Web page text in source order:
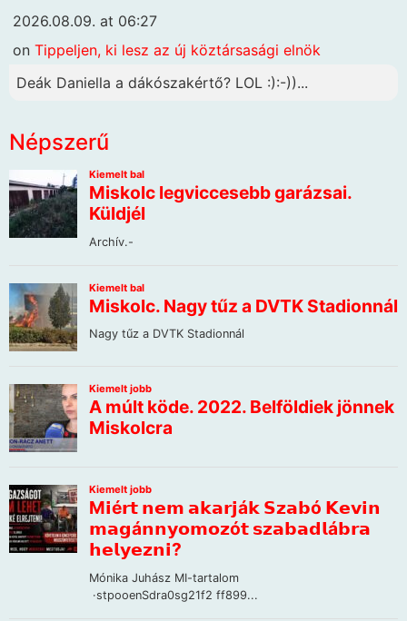
2026.08.09. at 06:27
on Tippeljen, ki lesz az új köztársasági elnök
Deák Daniella a dákószakértő? LOL :):-))...
Népszerű